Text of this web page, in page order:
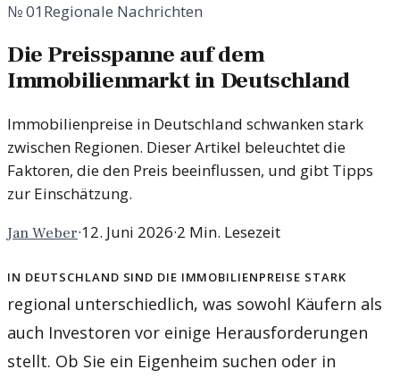
№01Regionale Nachrichten
Die Preisspanne auf dem
Immobilienmarkt in Deutschland
Immobilienpreise in Deutschland schwanken stark
zwischen Regionen. Dieser Artikel beleuchtet die
Faktoren, die den Preis beeinflussen, und gibt Tipps
zur Einschätzung.
Jan Weber·12. Juni 2026·2 Min. Lesezeit
In Deutschland sind die Immobilienpreise stark
regional unterschiedlich, was sowohl Käufern als
auch Investoren vor einige Herausforderungen
stellt. Ob Sie ein Eigenheim suchen oder in